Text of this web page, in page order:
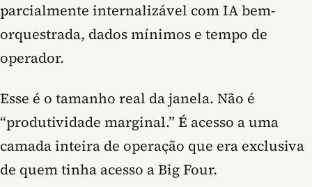
parcialmente internalizável com IA bem-
orquestrada, dados mínimos e tempo de
operador.
Esse é o tamanho real da janela. Não é
“produtividade marginal.” É acesso a uma
camada inteira de operação que era exclusiva
de quem tinha acesso a Big Four.